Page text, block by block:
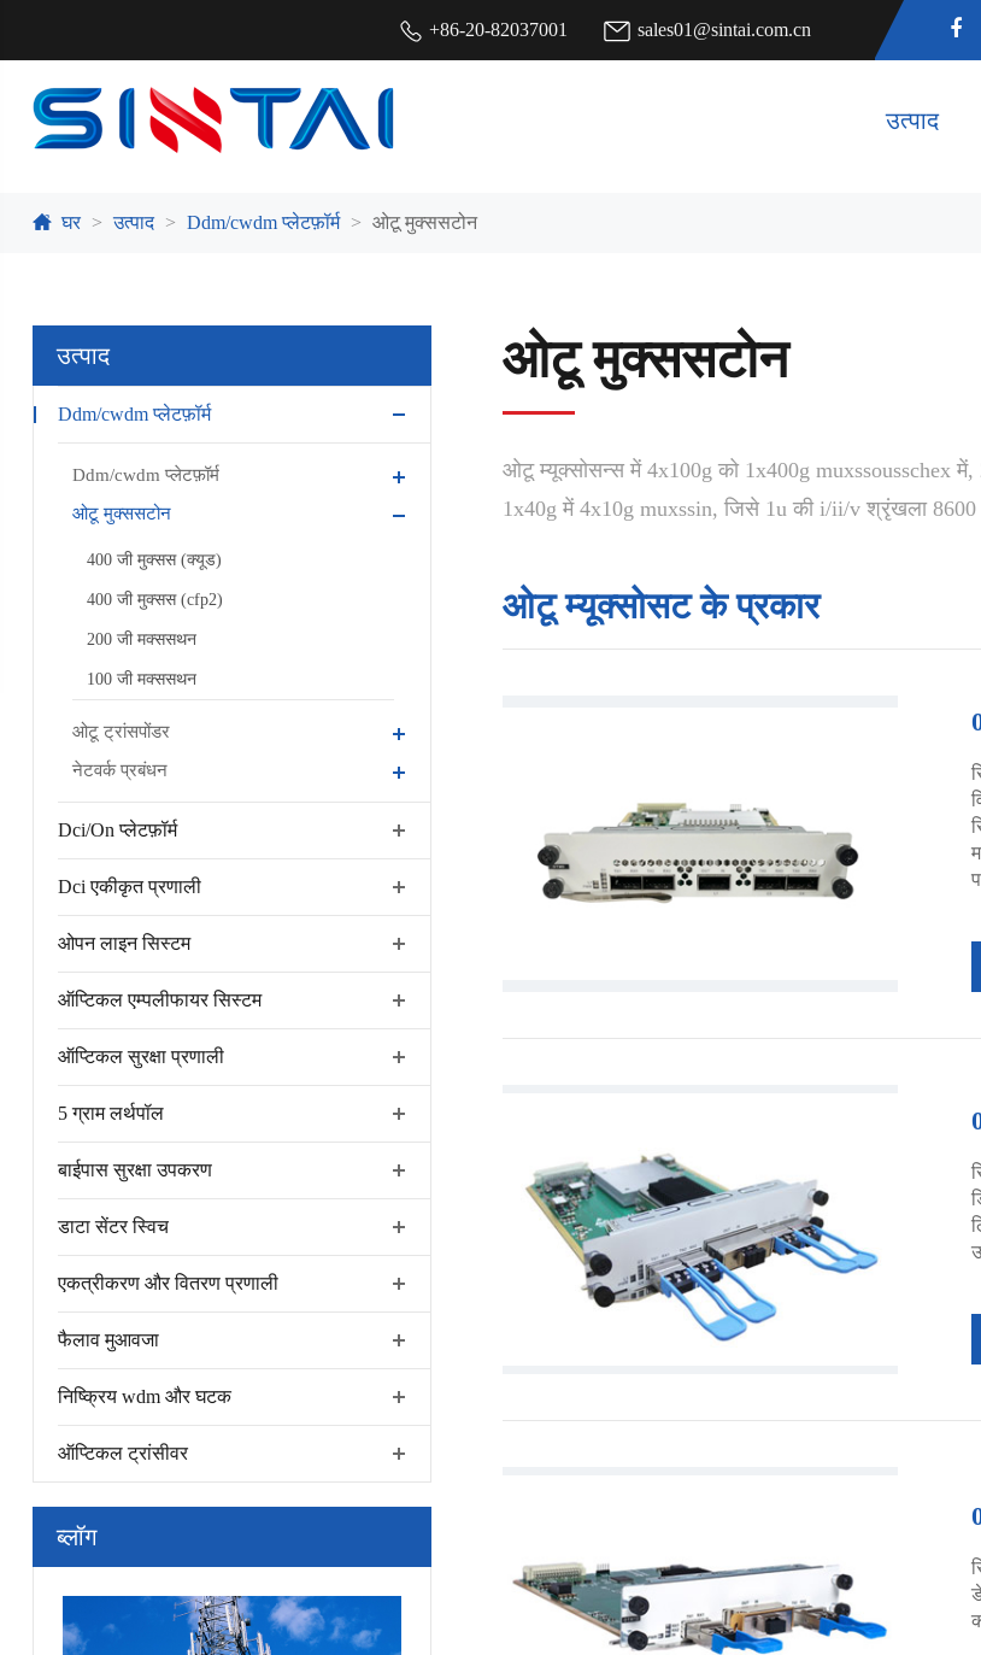
+86-20-82037001 sales01@sintai.com.cn
उत्पाद
घर उत्पाद Ddm/cwdm प्लेटफ़ॉर्म ओटू मुक्ससटोन
उत्पाद
Ddm/cwdm प्लेटफ़ॉर्म
Ddm/cwdm प्लेटफ़ॉर्म
ओटू मुक्ससटोन
400 जी मुक्सस (क्यूड)
400 जी मुक्सस (cfp2)
200 जी मक्ससथन
100 जी मक्ससथन
ओटू ट्रांसपोंडर
नेटवर्क प्रबंधन
Dci/On प्लेटफ़ॉर्म
Dci एकीकृत प्रणाली
ओपन लाइन सिस्टम
ऑप्टिकल एम्पलीफायर सिस्टम
ऑप्टिकल सुरक्षा प्रणाली
5 ग्राम लर्थपॉल
बाईपास सुरक्षा उपकरण
डाटा सेंटर स्विच
एकत्रीकरण और वितरण प्रणाली
फैलाव मुआवजा
निष्क्रिय wdm और घटक
ऑप्टिकल ट्रांसीवर
ब्लॉग
ओटू मुक्ससटोन
ओटू म्यूक्सोसन्स में 4x100g को 1x400g muxssousschex
1x40g में 4x10g muxssin, जिसे 1u की i/ii/v श्रृंखला
ओटू म्यूक्सोसट के प्रकार